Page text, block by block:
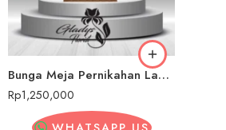
Bunga Meja Pernikahan Lampung Tengah
Rp1,250,000